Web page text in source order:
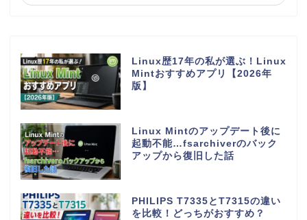
Linux歴17年の私が選ぶ！Linux
Mintおすすめアプリ【2026年
版】
Linux Mintのアップデート後に
起動不能…fsarchiverのバック
アップから復旧した話
PHILIPS T7335とT7315の違い
を比較！どっちがおすすめ？